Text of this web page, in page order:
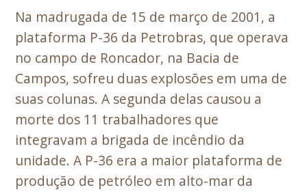
Na madrugada de 15 de março de 2001, a
plataforma P-36 da Petrobras, que operava
no campo de Roncador, na Bacia de
Campos, sofreu duas explosões em uma de
suas colunas. A segunda delas causou a
morte dos 11 trabalhadores que
integravam a brigada de incêndio da
unidade. A P-36 era a maior plataforma de
produção de petróleo em alto-mar da